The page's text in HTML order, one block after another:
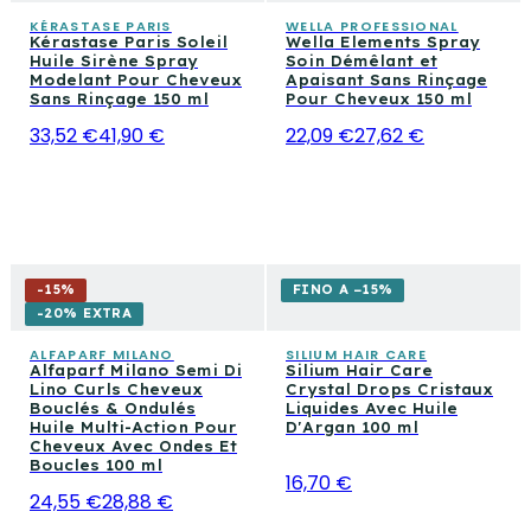
KÉRASTASE PARIS
Kérastase Paris Soleil
Huile Sirène Spray
Modelant Pour Cheveux
Sans Rinçage 150 ml
33,52 €41,90 €
WELLA PROFESSIONAL
Wella Elements Spray
Soin Démêlant et
Apaisant Sans Rinçage
Pour Cheveux 150 ml
22,09 €27,62 €
-15%
-20% EXTRA
ALFAPARF MILANO
Alfaparf Milano Semi Di
Lino Curls Cheveux
Bouclés & Ondulés
Huile Multi-Action Pour
Cheveux Avec Ondes Et
Boucles 100 ml
24,55 €28,88 €
FINO A −15%
SILIUM HAIR CARE
Silium Hair Care
Crystal Drops Cristaux
Liquides Avec Huile
D'Argan 100 ml
16,70 €